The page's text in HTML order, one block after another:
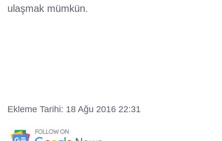
ulaşmak mümkün.
Ekleme Tarihi: 18 Ağu 2016 22:31